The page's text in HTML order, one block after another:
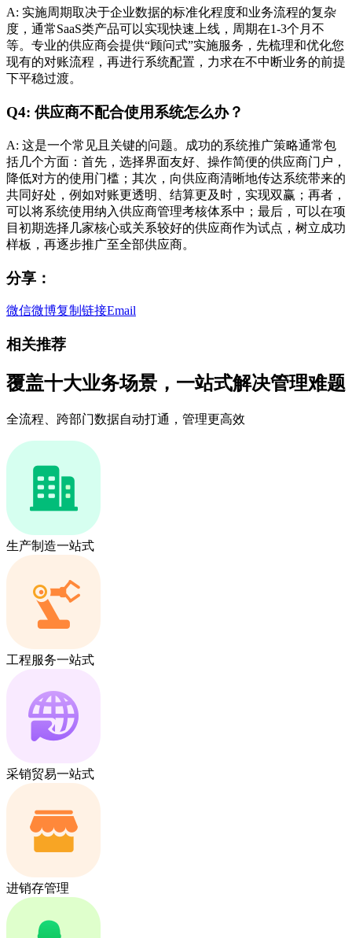
A: 实施周期取决于企业数据的标准化程度和业务流程的复杂
度，通常SaaS类产品可以实现快速上线，周期在1-3个月不
等。专业的供应商会提供“顾问式”实施服务，先梳理和优化您
现有的对账流程，再进行系统配置，力求在不中断业务的前提
下平稳过渡。
Q4: 供应商不配合使用系统怎么办？
A: 这是一个常见且关键的问题。成功的系统推广策略通常包
括几个方面：首先，选择界面友好、操作简便的供应商门户，
降低对方的使用门槛；其次，向供应商清晰地传达系统带来的
共同好处，例如对账更透明、结算更及时，实现双赢；再者，
可以将系统使用纳入供应商管理考核体系中；最后，可以在项
目初期选择几家核心或关系较好的供应商作为试点，树立成功
样板，再逐步推广至全部供应商。
分享：
微信微博复制链接Email
相关推荐
覆盖十大业务场景，一站式解决管理难题
全流程、跨部门数据自动打通，管理更高效
生产制造一站式
工程服务一站式
采销贸易一站式
进销存管理